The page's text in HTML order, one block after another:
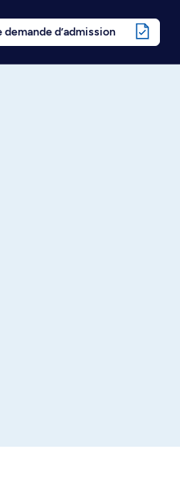
demande d’admission